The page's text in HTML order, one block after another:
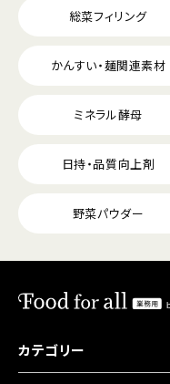
総菜フィリング
かんすい・麺関連素材
ミネラル酵母
日持・品質向上剤
野菜パウダー
カテゴリー